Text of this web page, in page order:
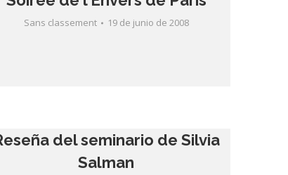
Sans classement 19 de junio de 2008
del seminario de Silvia